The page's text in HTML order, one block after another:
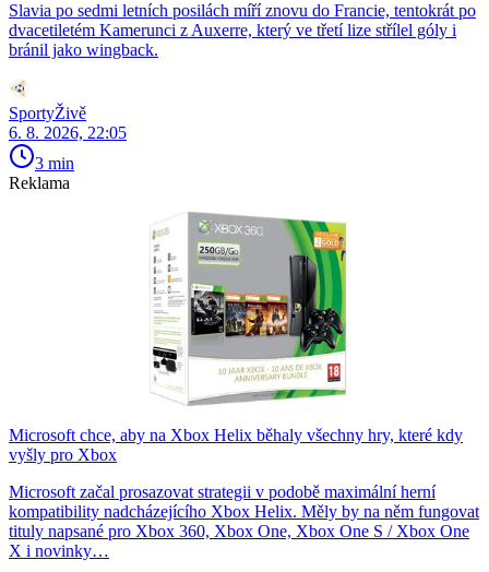
Slavia po sedmi letních posilách míří znovu do Francie, tentokrát po
dvacetiletém Kamerunci z Auxerre, který ve třetí lize střílel góly i
bránil jako wingback.
SportyŽivě
6. 8. 2026, 22:05
3 min
Reklama
Microsoft chce, aby na Xbox Helix běhaly všechny hry, které kdy
vyšly pro Xbox
Microsoft začal prosazovat strategii v podobě maximální herní
kompatibility nadcházejícího Xbox Helix. Měly by na něm fungovat
tituly napsané pro Xbox 360, Xbox One, Xbox One S / Xbox One
X i novinky…